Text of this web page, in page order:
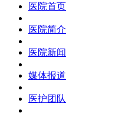
医院首页
医院简介
医院新闻
媒体报道
医护团队